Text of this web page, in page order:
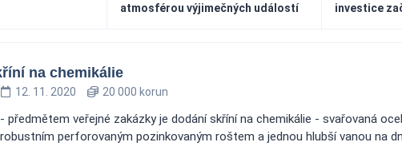
atmosférou výjimečných událostí
investice
na chemikálie
12. 11. 2020 20 000 korun
předmětem veřejné zakázky je dodání skříní na chemikálie - svařovaná
perforovaným pozinkovaným roštem a jednou hlubší vanou na